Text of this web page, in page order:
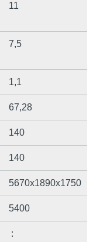
11
7,5
1,1
67,28
140
140
5670х1890х1750
5400
: